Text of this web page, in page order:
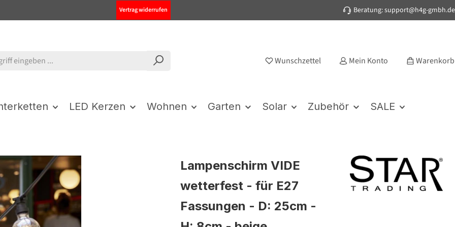
Vertrag widerrufen Beratung: support@h4g-gmbh.de
Wunschzettel Mein Konto Warenkorb
LED Kerzen Wohnen Garten Solar Zubehör SALE
Lampenschirm VIDE
wetterfest - für E27
Fassungen - D: 25cm -